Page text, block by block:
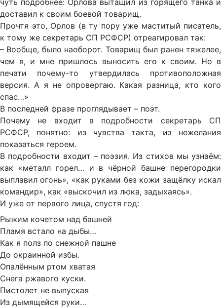
чуть подробнее: Орлова вытащил из горящего танка и
доставил к своим боевой товарищ.
Прочтя это, Орлов (в ту пору уже маститый писатель,
к тому же секретарь СП РСФСР) отреагировал так:
– Вообще, было наоборот. Товарищ был ранен тяжелее,
чем я, и мне пришлось выносить его к своим. Но в
печати почему-то утвердилась противоположная
версия. А я не опровергаю. Какая разница, кто кого
спас…»
В последней фразе проглядывает – поэт.
Почему не входит в подробности секретарь СП
РСФСР, понятно: из чувства такта, из нежелания
показаться героем.
В подробности входит – поэзия. Из стихов мы узнаём:
как «металл горел… и в чёрной башне перегородки
выплавил огонь», «как руками без кожи защёлку искал
командир», как «выскочил из люка, задыхаясь».
И уже от первого лица, спустя год:
Рыжим кочетом над башней
Пламя встало на дыбы…
Как я полз по снежной пашне
До окраинной избы.
Опалённым ртом хватая
Снега ржавого куски.
Пистолет не выпуская
Из дымящейся руки…